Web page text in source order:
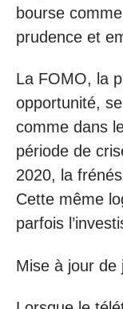
bourse
prudence et
La FOMO, la
opportunité,
comme dans
période de
2020, la
Cette même
parfois
Mise à jour de